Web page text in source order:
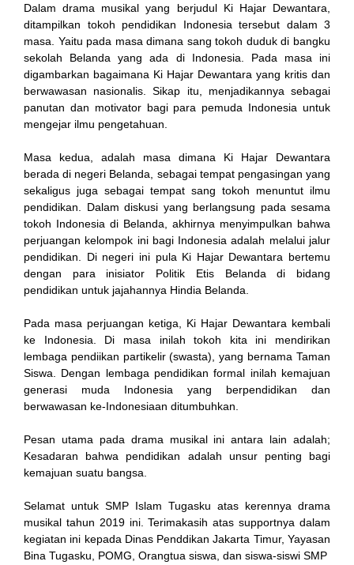
satın al
Panel
Panel
escort
panel
satın al
Panel
panel
oku
panel
panel
Dalam drama musikal yang berjudul Ki Hajar Dewantara,
ditampilkan tokoh pendidikan Indonesia tersebut dalam 3
masa. Yaitu pada masa dimana sang tokoh duduk di bangku
sekolah Belanda yang ada di Indonesia. Pada masa ini
digambarkan bagaimana Ki Hajar Dewantara yang kritis dan
berwawasan nasionalis. Sikap itu, menjadikannya sebagai
panutan dan motivator bagi para pemuda Indonesia untuk
mengejar ilmu pengetahuan.
Masa kedua, adalah masa dimana Ki Hajar Dewantara
berada di negeri Belanda, sebagai tempat pengasingan yang
sekaligus juga sebagai tempat sang tokoh menuntut ilmu
pendidikan. Dalam diskusi yang berlangsung pada sesama
tokoh Indonesia di Belanda, akhirnya menyimpulkan bahwa
perjuangan kelompok ini bagi Indonesia adalah melalui jalur
pendidikan. Di negeri ini pula Ki Hajar Dewantara bertemu
dengan para inisiator Politik Etis Belanda di bidang
pendidikan untuk jajahannya Hindia Belanda.
Pada masa perjuangan ketiga, Ki Hajar Dewantara kembali
ke Indonesia. Di masa inilah tokoh kita ini mendirikan
lembaga pendiikan partikelir (swasta), yang bernama Taman
Siswa. Dengan lembaga pendidikan formal inilah kemajuan
generasi muda Indonesia yang berpendidikan dan
berwawasan ke-Indonesiaan ditumbuhkan.
Pesan utama pada drama musikal ini antara lain adalah;
Kesadaran bahwa pendidikan adalah unsur penting bagi
kemajuan suatu bangsa.
Selamat untuk SMP Islam Tugasku atas kerennya drama
musikal tahun 2019 ini. Terimakasih atas supportnya dalam
kegiatan ini kepada Dinas Penddikan Jakarta Timur, Yayasan
Bina Tugasku, POMG, Orangtua siswa, dan siswa-siswi SMP